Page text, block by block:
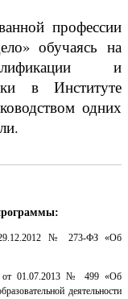
профессии
обучаясь на
и
в Институте
одних
29.12.2012 № 273-ФЗ «Об
от 01.07.2013 № 499 «Об
деятельности